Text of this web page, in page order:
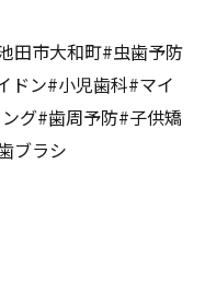
田市大和町#虫歯予防
ドン#小児歯科#マイ
グ#歯周予防#子供矯
ブラシ